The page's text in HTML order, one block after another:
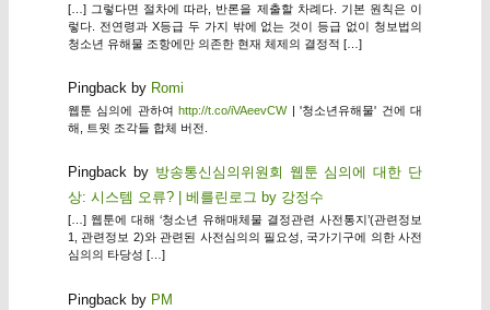
[…] 그렇다면 절차에 따라, 반론을 제출할 차례다. 기본 원칙은 이
렇다. 전연령과 X등급 두 가지 밖에 없는 것이 등급 없이 청보법의
청소년 유해물 조항에만 의존한 현재 체제의 결정적 […]
Pingback by Romi
웹툰 심의에 관하여http://t.co/iVAeevCW| '청소년유해물' 건에 대
해, 트윗 조각들 합체 버전.
Pingback by 방송통신심의위원회 웹툰 심의에 대한 단
상: 시스템 오류? | 베를린로그 by 강정수
[…] 웹툰에 대해 ‘청소년 유해매체물 결정관련 사전통지’(관련정보
1, 관련정보 2)와 관련된 사전심의의 필요성, 국가기구에 의한 사전
심의의 타당성 […]
Pingback by PM